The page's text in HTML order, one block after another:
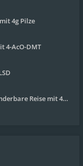
4g Pilze
4-AcO-DMT
Reise mit 4g Pilze